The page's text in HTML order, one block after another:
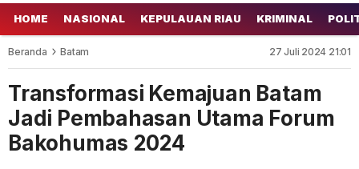
HOME NASIONAL KEPULAUAN RIAU KRIMINAL
Beranda Batam 27 Juli 2024 21:01
Transformasi Kemajuan Batam
Jadi Pembahasan Utama Forum
Bakohumas 2024